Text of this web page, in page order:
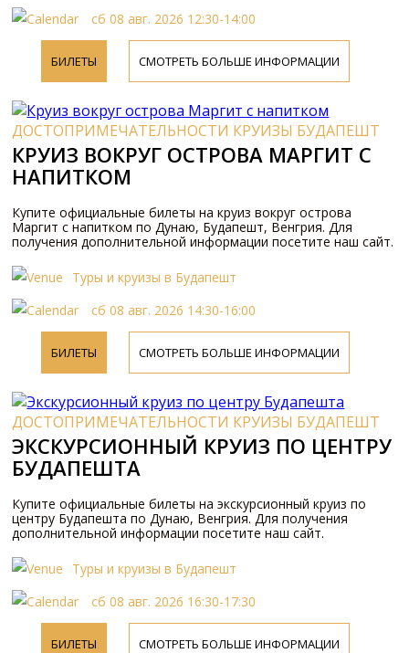
сб 08 авг. 2026 12:30-14:00
БИЛЕТЫ СМОТРЕТЬ БОЛЬШЕ ИНФОРМАЦИИ
ДОСТОПРИМЕЧАТЕЛЬНОСТИ КРУИЗЫ БУДАПЕШТ
КРУИЗ ВОКРУГ ОСТРОВА МАРГИТ С
НАПИТКОМ
Купите официальные билеты на круиз вокруг острова
Маргит с напитком по Дунаю, Будапешт, Венгрия. Для
получения дополнительной информации посетите наш сайт.
Туры и круизы в Будапешт
сб 08 авг. 2026 14:30-16:00
БИЛЕТЫ СМОТРЕТЬ БОЛЬШЕ ИНФОРМАЦИИ
ДОСТОПРИМЕЧАТЕЛЬНОСТИ КРУИЗЫ БУДАПЕШТ
ЭКСКУРСИОННЫЙ КРУИЗ ПО ЦЕНТРУ
БУДАПЕШТА
Купите официальные билеты на экскурсионный круиз по
центру Будапешта по Дунаю, Венгрия. Для получения
дополнительной информации посетите наш сайт.
Туры и круизы в Будапешт
сб 08 авг. 2026 16:30-17:30
БИЛЕТЫ СМОТРЕТЬ БОЛЬШЕ ИНФОРМАЦИИ